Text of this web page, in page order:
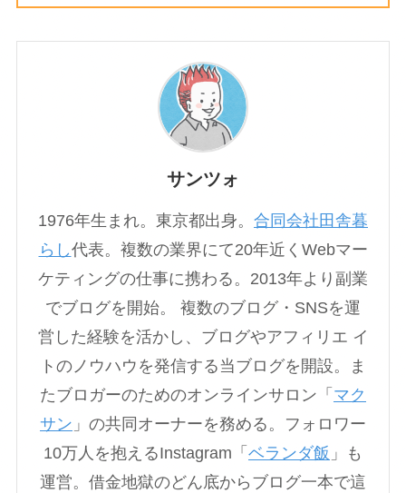
サンツォ
1976年生まれ。東京都出身。 合同会社田舎暮
らし代表。複数の業界にて20年近くWebマー
ケティングの仕事に携わる。2013年より副業
でブログを開始。 複数のブログ・SNSを運
営した経験を活かし、ブログやアフィリエ イ
トのノウハウを発信する当ブログを開設。ま
たブロガーのためのオンラインサロン「 マク
サン 」の共同オーナーを務める。フォロワー
10万人を抱えるInstagram「 ベランダ飯 」も
運営。借金地獄のどん底からブログ一本で這